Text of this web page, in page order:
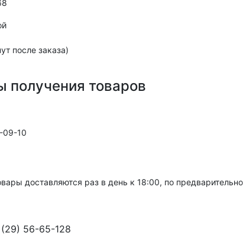
после заказа)
получения товаров
09-10
доставляются раз в день к 18:00, по
56-65-128